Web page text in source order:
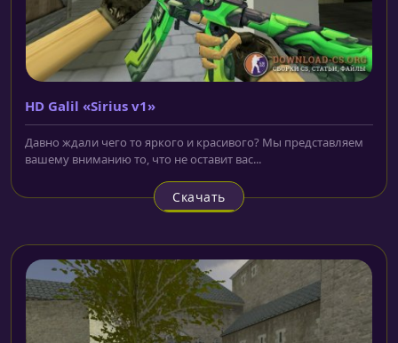
HD Galil «Sirius v1»
Давно ждали чего то яркого и красивого? Мы представляем
вашему вниманию то, что не оставит вас...
Скачать